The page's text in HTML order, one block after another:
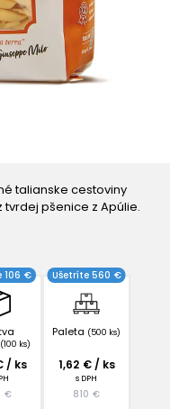
talianske cestoviny
tvrdej pšenice z Apúlie.
(100 ks)
106 €
/ ks
€
Paleta (500 ks)
Ušetríte 560 €
1,62 € / ks
s DPH
810 €